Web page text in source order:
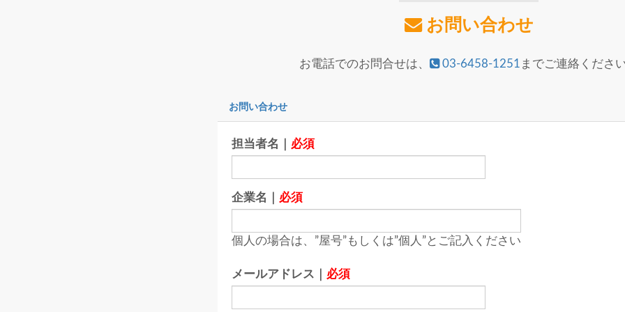
お問い合わせ
お電話でのお問合せは、 03-6458-1251 までご連絡くださ
お問い合わせ
担当者名｜ 必須
企業名｜ 必須
個人の場合は、”屋号”もしくは”個人”とご記入ください
メールアドレス｜ 必須